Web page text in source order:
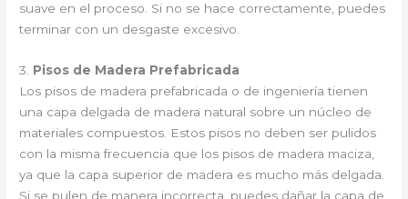
suave en el proceso. Si no se hace correctamente, puedes
terminar con un desgaste excesivo.
3. Pisos de Madera Prefabricada
Los pisos de madera prefabricada o de ingeniería tienen
una capa delgada de madera natural sobre un núcleo de
materiales compuestos. Estos pisos no deben ser pulidos
con la misma frecuencia que los pisos de madera maciza,
ya que la capa superior de madera es mucho más delgada.
Si se pulen de manera incorrecta, puedes dañar la capa de